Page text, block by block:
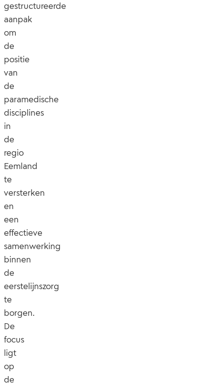
gestructureerde
aanpak
om
de
positie
van
de
paramedische
disciplines
in
de
regio
Eemland
te
versterken
en
een
effectieve
samenwerking
binnen
de
eerstelijnszorg
te
borgen.
De
focus
ligt
op
de